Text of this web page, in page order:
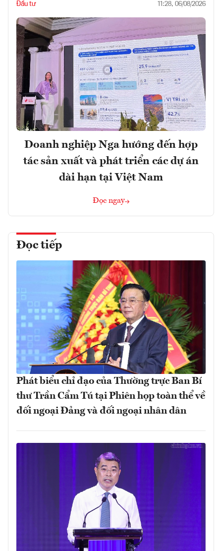
Đầu tư 11:28, 06/08/2026
Doanh nghiệp Nga hướng đến hợp
tác sản xuất và phát triển các dự án
dài hạn tại Việt Nam
Đọc ngay
Đọc tiếp
Phát biểu chỉ đạo của Thường trực Ban Bí
thư Trần Cẩm Tú tại Phiên họp toàn thể về
đối ngoại Đảng và đối ngoại nhân dân